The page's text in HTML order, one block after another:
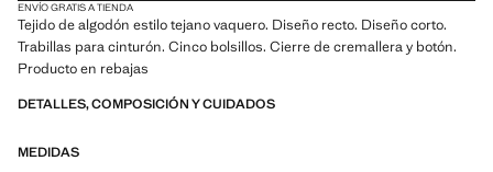
ENVÍO GRATIS A TIENDA
Tejido de algodón estilo tejano vaquero. Diseño recto. Diseño corto.
Trabillas para cinturón. Cinco bolsillos. Cierre de cremallera y botón.
Producto en rebajas
DETALLES, COMPOSICIÓN Y CUIDADOS
MEDIDAS